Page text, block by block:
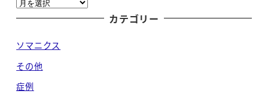
ー
イ
ブ
カテゴリー
ソマニクス
その他
症例